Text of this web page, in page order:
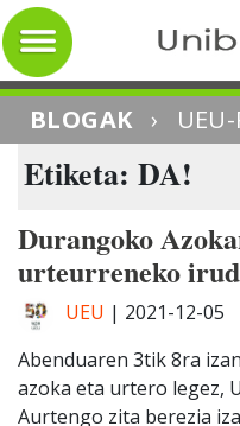
BLOGAK ›
Etiketa: DA!
Durangoko
urteurreneko
UEU | 2021-12-05
Abenduaren 3tik 8ra
azoka eta urtero legez,
Aurtengo zita berezia